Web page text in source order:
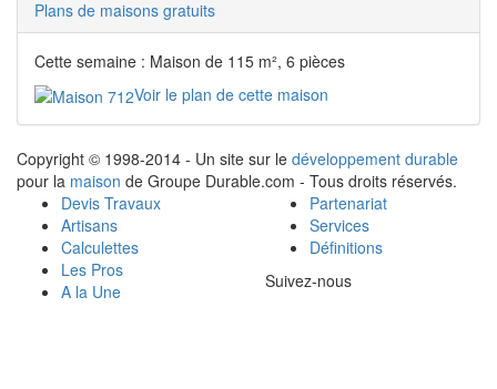
Plans de maisons gratuits
Cette semaine : Maison de 115 m², 6 pièces
Voir le plan de cette maison
Copyright © 1998-2014 - Un site sur le développement durable
pour la maison de Groupe Durable.com - Tous droits réservés.
Devis Travaux
Artisans
Calculettes
Les Pros
A la Une
Partenariat
Services
Définitions
Suivez-nous